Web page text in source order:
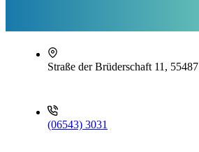
Straße der Brüderschaft 11,
(06543) 3031